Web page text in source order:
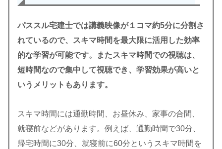
パススル宅建士では講義映像が１コマ約5分に分割さ
れているので、スキマ時間を最大限に活用した効率
的な学習が可能です。またスキマ時間での視聴は、
短時間なので集中して視聴でき、学習効果が高いと
いうメリットもあります。
スキマ時間には通勤時間、お昼休み、家事の合間、
就寝前などがあります。例えば、通勤時間で30分、
帰宅時間に30分、就寝前に60分というスキマ時間を